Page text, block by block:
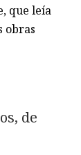
que leía
obras
de